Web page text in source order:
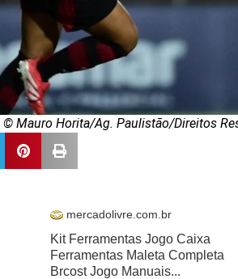
© Mauro Horita/Ag. Paulistão/Direitos
mercadolivre.com.br
Kit Ferramentas Jogo Caixa
Ferramentas Maleta Completa
Brcost Jogo Manuais...